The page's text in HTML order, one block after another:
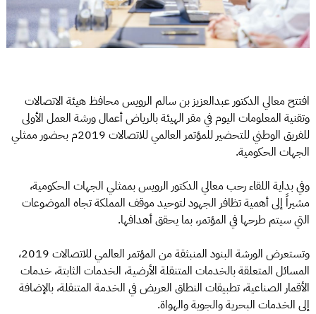
افتتح معالي الدكتور عبدالعزيز بن سالم الرويس محافظ هيئة الاتصالات
وتقنية المعلومات اليوم في مقر الهيئة بالرياض أعمال ورشة العمل الأولى
للفريق الوطني للتحضير للمؤتمر العالمي للاتصالات 2019م بحضور ممثلي
الجهات الحكومية.
وفي بداية اللقاء رحب معالي الدكتور الرويس بممثلي الجهات الحكومية،
مشيراً إلى أهمية تظافر الجهود لتوحيد موقف المملكة تجاه الموضوعات
التي سيتم طرحها في المؤتمر، بما يحقق أهدافها.
وتستعرض الورشة البنود المنبثقة من المؤتمر العالمي للاتصالات 2019،
المسائل المتعلقة بالخدمات المتنقلة الأرضية، الخدمات الثابتة، خدمات
الأقمار الصناعية، تطبيقات النطاق العريض في الخدمة المتنقلة، بالإضافة
إلى الخدمات البحرية والجوية والهواة.